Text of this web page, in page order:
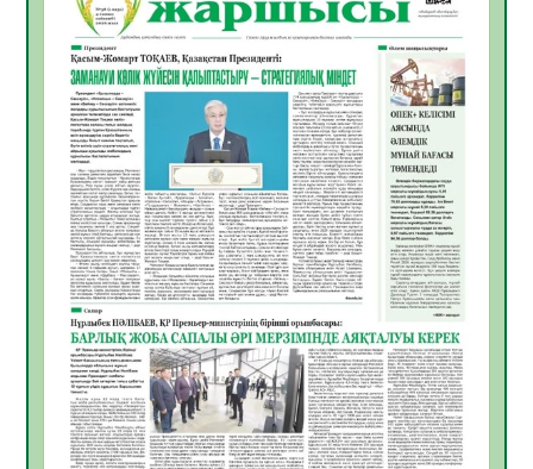
Инфекциялық ауруларға қарсы иммундау
жұмыстарының тиімділігі
06.08.2026
33
Көкжөтел ауруы туралы
06.08.2026
30
АПВ вакцинасы туралы мәлімет
06.08.2026
31
Open Air: Қызылорда облысы полиция
департаменті 20 мыңнан астам
көрерменнің қауіпсіздігін қамтамасыз етті
06.08.2026
41
ҚЫЗЫЛОРДАДА «САНАЛЫ ҰРПАҚ –
ЖАРҚЫН БОЛАШАҚ» АТТЫ КЕҢЕЙТІЛГЕН
МӘЖІЛІС ӨТТІ